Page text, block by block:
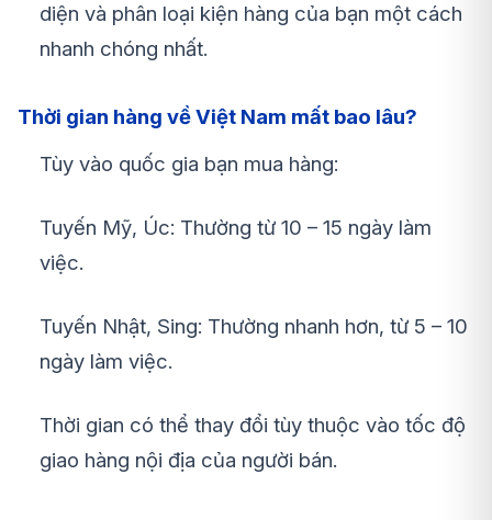
diện và phân loại kiện hàng của bạn một cách
nhanh chóng nhất.
Thời gian hàng về Việt Nam mất bao lâu?
Tùy vào quốc gia bạn mua hàng:
Tuyến Mỹ, Úc: Thường từ 10 – 15 ngày làm
việc.
Tuyến Nhật, Sing: Thường nhanh hơn, từ 5 – 10
ngày làm việc.
Thời gian có thể thay đổi tùy thuộc vào tốc độ
giao hàng nội địa của người bán.